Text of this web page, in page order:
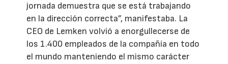
jornada demuestra que se está trabajando
en la dirección correcta”, manifestaba. La
CEO de Lemken volvió a enorgullecerse de
los 1.400 empleados de la compañía en todo
el mundo manteniendo el mismo carácter